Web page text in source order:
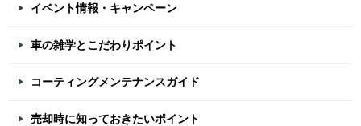
イベント情報・キャンペーン
車の雑学とこだわりポイント
コーティングメンテナンスガイド
売却時に知っておきたいポイント